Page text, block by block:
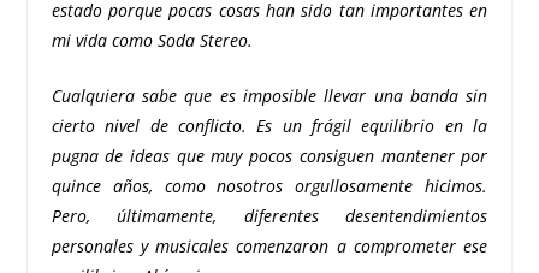
estado porque pocas cosas han sido tan importantes en
mi vida como Soda Stereo.
Cualquiera sabe que es imposible llevar una banda sin
cierto nivel de conflicto. Es un frágil equilibrio en la
pugna de ideas que muy pocos consiguen mantener por
quince años, como nosotros orgullosamente hicimos.
Pero, últimamente, diferentes desentendimientos
personales y musicales comenzaron a comprometer ese